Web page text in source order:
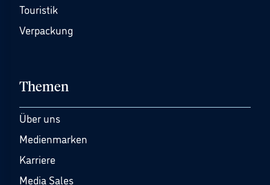
Touristik
Verpackung
Themen
Über uns
Medienmarken
Karriere
Media Sales